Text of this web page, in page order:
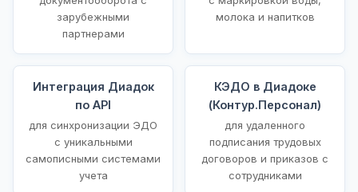
зарубежными
партнерами
молока и напитков
Интеграция Диадок
по API
для синхронизации ЭДО
с уникальными
самописными системами
учета
КЭДО в Диадоке
(Контур.Персонал)
для удаленного
подписания трудовых
договоров и приказов с
сотрудниками